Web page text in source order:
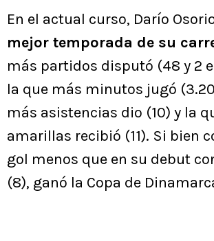
En el actual curso, Darío
mejor temporada de su
más partidos disputó (48 y 2
la que más minutos jugó
más asistencias dio (10) y la
amarillas recibió (11). Si bien
gol menos que en su debut
(8), ganó la Copa de